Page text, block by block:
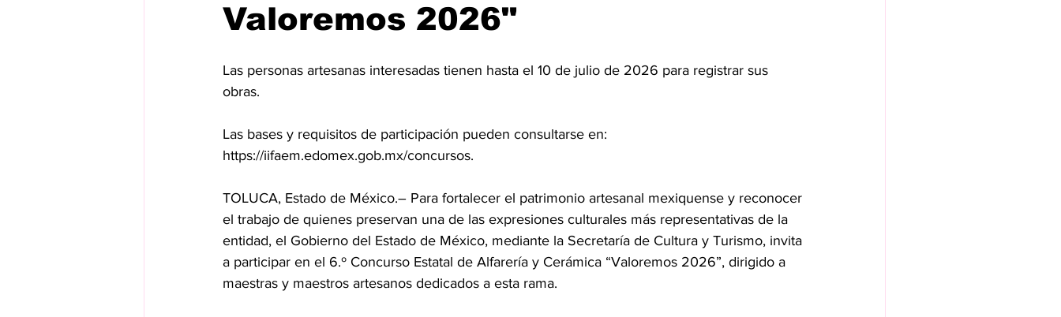
Valoremos 2026"
Las personas artesanas interesadas tienen hasta el 10 de julio de 2026 para registrar sus
obras.
⁠Las bases y requisitos de participación pueden consultarse en:
https://iifaem.edomex.gob.mx/concursos.
TOLUCA, Estado de México.– Para fortalecer el patrimonio artesanal mexiquense y reconocer
el trabajo de quienes preservan una de las expresiones culturales más representativas de la
entidad, el Gobierno del Estado de México, mediante la Secretaría de Cultura y Turismo, invita
a participar en el 6.º Concurso Estatal de Alfarería y Cerámica “Valoremos 2026”, dirigido a
maestras y maestros artesanos dedicados a esta rama.